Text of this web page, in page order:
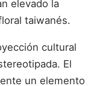
elevado la
taiwanés.
cultural
El
un elemento